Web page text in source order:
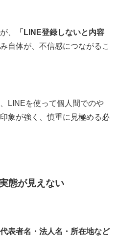
、
「LINE登録しないと内容
自体が、不信感につながるこ
LINEを使って個人間でのや
象が強く、慎重に見極める必
態が見えない
代表者名・法人名・所在地など